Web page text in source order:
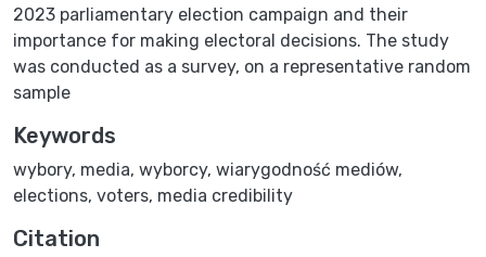
2023 parliamentary election campaign and their
importance for making electoral decisions. The study
was conducted as a survey, on a representative random
sample
Keywords
wybory, media, wyborcy, wiarygodność mediów,
elections, voters, media credibility
Citation